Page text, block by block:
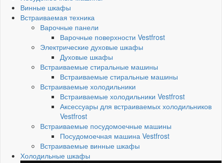
Винные шкафы
Встраиваемая техника
Варочные панели
Варочные поверхности Vestfrost
Электрические духовые шкафы
Духовые шкафы
Встраиваемые стиральные машины
Встраиваемые стиральные машины
Встраиваемые холодильники
Встраиваемые холодильники Vestfrost
Аксессуары для встраиваемых холодильников
Vestfrost
Встраиваемые посудомоечные машины
Посудомоечная машина Vestfrost
Встраиваемые винные шкафы
Холодильные шкафы